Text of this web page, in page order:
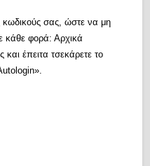
κωδικούς σας, ώστε να μη
κάθε φορά: Αρχικά
και έπειτα τσεκάρετε το